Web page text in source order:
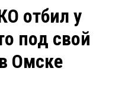
Рейтинги
Блоги
Архив
отбил у
под свой
Омске